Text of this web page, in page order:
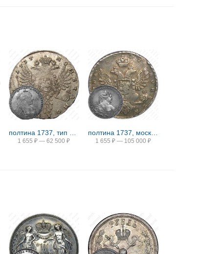
1 655 ₽ — 62 500 ₽ 1 655 ₽ — 105 000 ₽